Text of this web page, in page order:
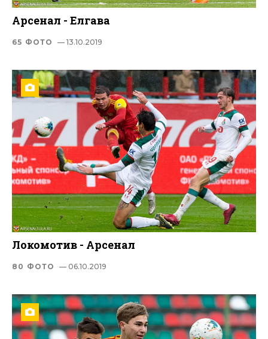
Арсенал - Елгава
65 ФОТО — 13.10.2019
Локомотив - Арсенал
80 ФОТО — 06.10.2019